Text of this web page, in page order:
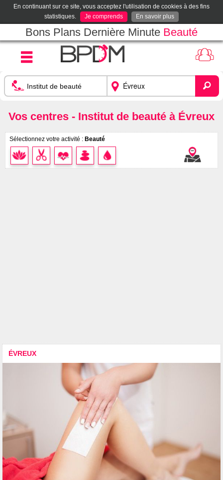
En continuant sur ce site, vous acceptez l'utilisation de cookies à des fins
statistiques.
Je comprends En savoir plus
Bons Plans Dernière Minute Beauté
Vos centres - Institut de beauté à Évreux
Sélectionnez votre activité : Beauté
ÉVREUX